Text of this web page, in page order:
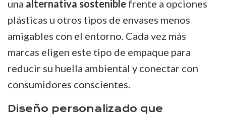
una alternativa sostenible frente a opciones
plásticas u otros tipos de envases menos
amigables con el entorno. Cada vez más
marcas eligen este tipo de empaque para
reducir su huella ambiental y conectar con
consumidores conscientes.
Diseño personalizado que